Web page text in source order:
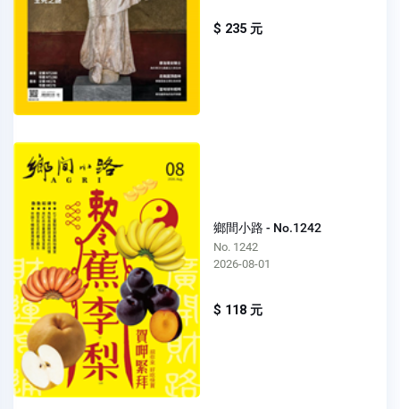
$ 235 元
鄉間小路 - No.1242
No. 1242
2026-08-01
$ 118 元